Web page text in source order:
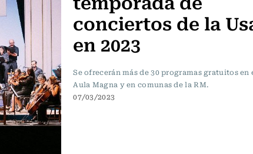
conciertos de la
en 2023
Se ofrecerán más de 30 programas gratuitos en
Aula Magna y en comunas de la RM.
07/03/2023